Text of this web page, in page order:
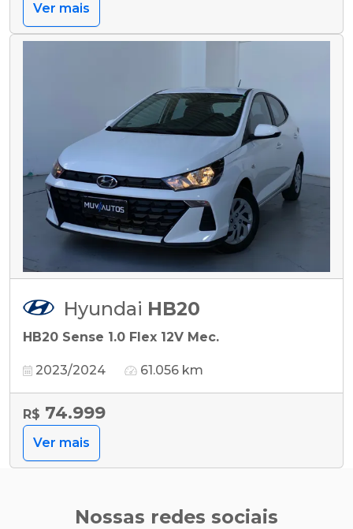
Ver mais
Hyundai HB20
HB20 Sense 1.0 Flex 12V Mec.
2023/2024 61.056 km
R$ 74.999
Ver mais
Nossas redes sociais